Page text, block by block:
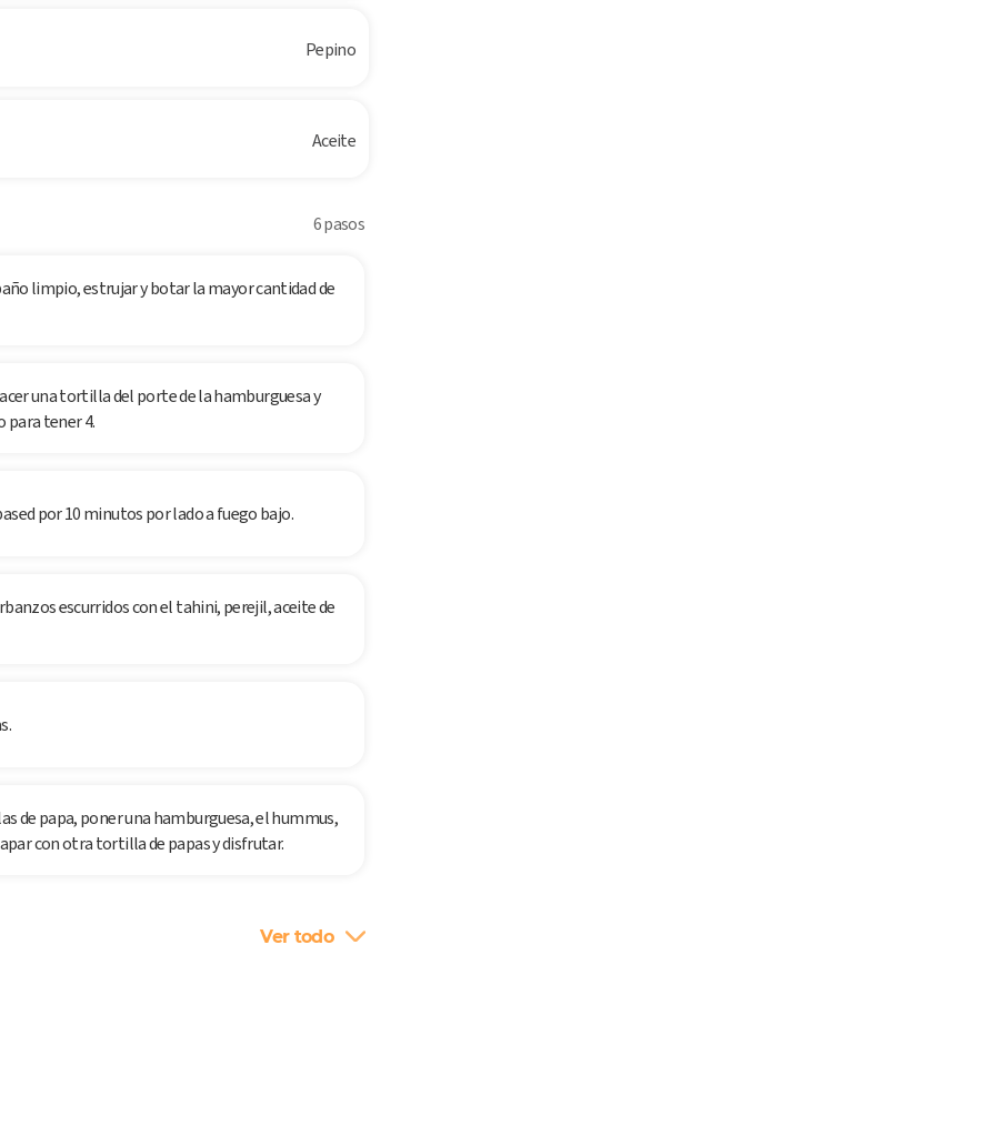
Pepino
Aceite
6 pasos
limpio, estrujar y botar la mayor cantidad de
una tortilla del porte de la hamburguesa y
para tener 4.
por 10 minutos por lado a fuego bajo.
escurridos con el tahini, perejil, aceite de
de papa, poner una hamburguesa, el hummus,
con otra tortilla de papas y disfrutar.
Ver todo